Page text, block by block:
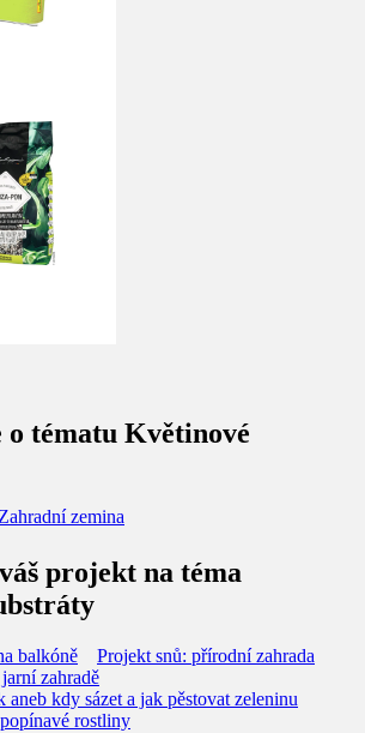
o tématu Květinové
Zahradní zemina
projekt na téma
balkóně
Projekt snů: přírodní zahrada
zahradě
kdy sázet a jak pěstovat zeleninu
rostliny